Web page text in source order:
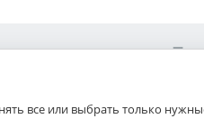
все или выбрать только